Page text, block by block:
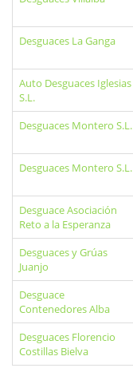
Desguaces La Ganga
Auto Desguaces Iglesias
S.L.
Desguaces Montero S.L.
Desguaces Montero S.L.
Desguace Asociación
Reto a la Esperanza
Desguaces y Grúas
Juanjo
Desguace
Contenedores Alba
Desguaces Florencio
Costillas Bielva